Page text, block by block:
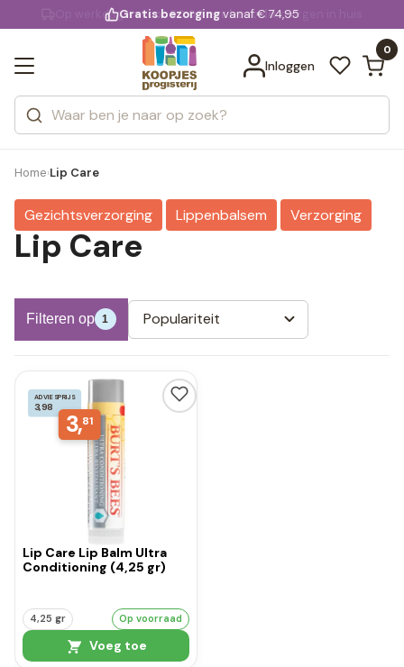
voor 20:00 uur besteld
Gratis bezorgingvanaf € 74,95
Inloggen
0
Zoeken
Categorieën
Merken
Bekijk alle resultaten
Home›Lip Care
Gezichtsverzorging Lippenbalsem Verzorging
Lip Care
Filteren op 1 Populariteit
ADVIESPRIJS
3,98
3,81
Lip Care Lip Balm Ultra
Conditioning (4,25 gr)
4,25 gr Op voorraad
Voeg toe